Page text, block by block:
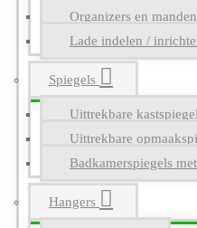
Organizers en manden
Lade indelen /
Spiegels
Uittrekbare
Uittrekbare
Badkamerspiegels
Hangers